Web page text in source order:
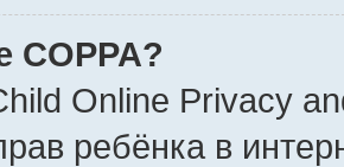
COPPA?
Online Privacy
ребёнка в